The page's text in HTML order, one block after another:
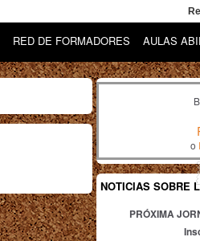
RED DE FORMADORES AULAS
o
NOTICIAS SOBRE
PRÓXIMA